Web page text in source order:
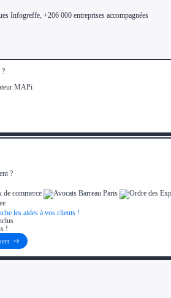
Infogreffe , +206 000 entreprises accompagnées
?
?
les aides à vos clients !
!